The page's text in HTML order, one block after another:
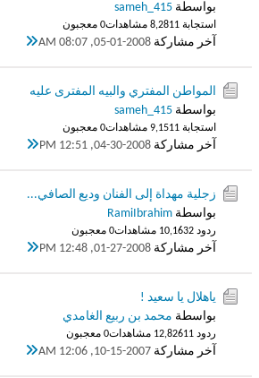
بواسطة sameh_415
استجابة 1 8,281 مشاهدات 0 معجبون
آخر مشاركة 05-01-2008, 08:07 AM
المواطن المفتري والبيه المفترى عليه
بواسطة sameh_415
استجابة 1 9,151 مشاهدات 0 معجبون
آخر مشاركة 04-30-2008, 12:51 PM
زجلية مهداة إلى الفنان وديع الصافي...
بواسطة RamiIbrahim
ردود 2 10,163 مشاهدات 0 معجبون
آخر مشاركة 01-27-2008, 12:48 PM
ياهلال يا سعيد !
بواسطة محمد بن ربيع الغامدي
ردود 11 12,826 مشاهدات 0 معجبون
آخر مشاركة 10-15-2007, 12:06 AM